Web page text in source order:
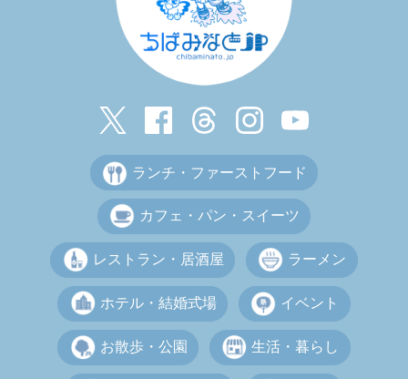
ランチ・ファーストフード
カフェ・パン・スイーツ
レストラン・居酒屋 ラーメン
ホテル・結婚式場 イベント
お散歩・公園 生活・暮らし